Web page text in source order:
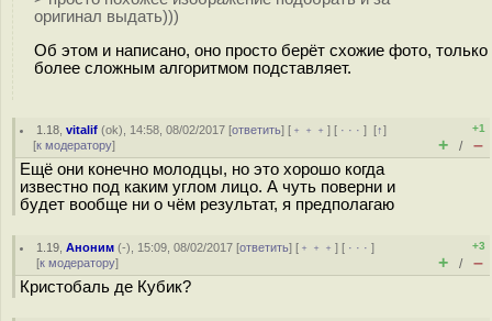
оригинал выдать)))
Об этом и написано, оно просто берёт схожие фото, только
более сложным алгоритмом подставляет.
1.18 ,vitalif (ok), 14:58, 08/02/2017 [ответить] [ ﹢﹢﹢] [ · · ·][↑]
[к модератору]
+1
+ / –
Ещё они конечно молодцы, но это хорошо когда
известно под каким углом лицо. А чуть поверни и
будет вообще ни о чём результат, я предполагаю
1.19 ,Аноним (-), 15:09, 08/02/2017 [ответить] [ ﹢﹢﹢] [ · · ·]
[к модератору]
+3
+ / –
Кристобаль де Кубик?